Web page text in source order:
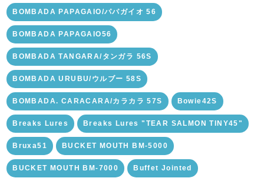
BOMBADA PAPAGAIO/パパガイオ 56
BOMBADA PAPAGAIO56
BOMBADA TANGARA/タンガラ 56S
BOMBADA URUBU/ウルブー 58S
BOMBADA. CARACARA/カラカラ 57S Bowie42S
Breaks Lures Breaks Lures "TEAR SALMON TINY45"
Bruxa51 BUCKET MOUTH BM-5000
BUCKET MOUTH BM-7000 Buffet Jointed